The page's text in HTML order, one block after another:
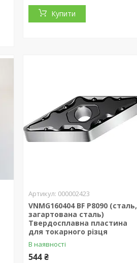
Купити
000002423
VNMG160404 BF P8090 (сталь,
загартована сталь)
Твердосплавна пластина
для токарного різця
В наявності
544 ₴